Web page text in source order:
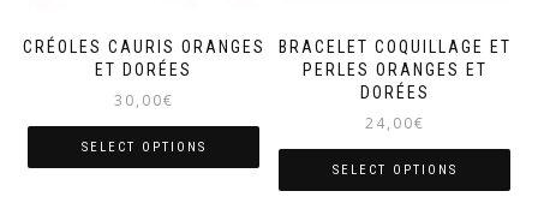
CRÉOLES CAURIS ORANGES
ET DORÉES
30,00€
SELECT OPTIONS
BRACELET COQUILLAGE ET
PERLES ORANGES ET
DORÉES
24,00€
SELECT OPTIONS